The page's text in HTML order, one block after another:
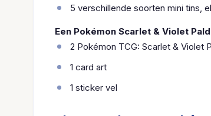
5 verschillende soorten mini tins,
Een Pokémon Scarlet & Violet
2 Pokémon TCG: Scarlet & Violet
1 card art
1 sticker vel